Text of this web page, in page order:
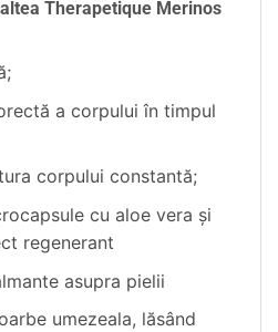
Therapetique Merinos
a corpului în timpul
corpului constantă;
cu aloe vera şi
regenerant
asupra pielii
umezeala, lăsând